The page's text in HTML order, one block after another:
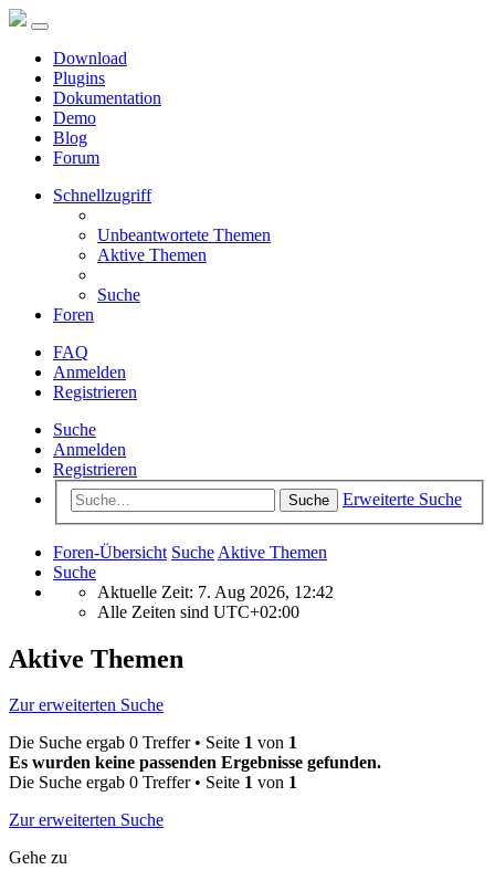
Download
Plugins
Dokumentation
Demo
Blog
Forum
Schnellzugriff
Unbeantwortete Themen
Aktive Themen
Suche
Foren
FAQ
Anmelden
Registrieren
Suche
Anmelden
Registrieren
Suche Erweiterte Suche
Foren-Übersicht Suche Aktive Themen
Suche
Aktuelle Zeit: 7. Aug 2026, 12:42
Alle Zeiten sind UTC+02:00
Aktive Themen
Zur erweiterten Suche
Die Suche ergab 0 Treffer • Seite 1 von 1
Es wurden keine passenden Ergebnisse gefunden.
Die Suche ergab 0 Treffer • Seite 1 von 1
Zur erweiterten Suche
Gehe zu